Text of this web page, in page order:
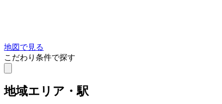
地図で見る
こだわり条件で探す
地域エリア・駅